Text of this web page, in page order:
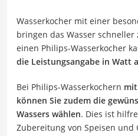
Wasserkocher mit einer
bringen das Wasser schneller
einen Philips-Wasserkocher
die Leistungsangabe in Watt
Bei Philips-Wasserkochern
können Sie zudem die
Wassers wählen. Dies ist
Zubereitung von Speisen und